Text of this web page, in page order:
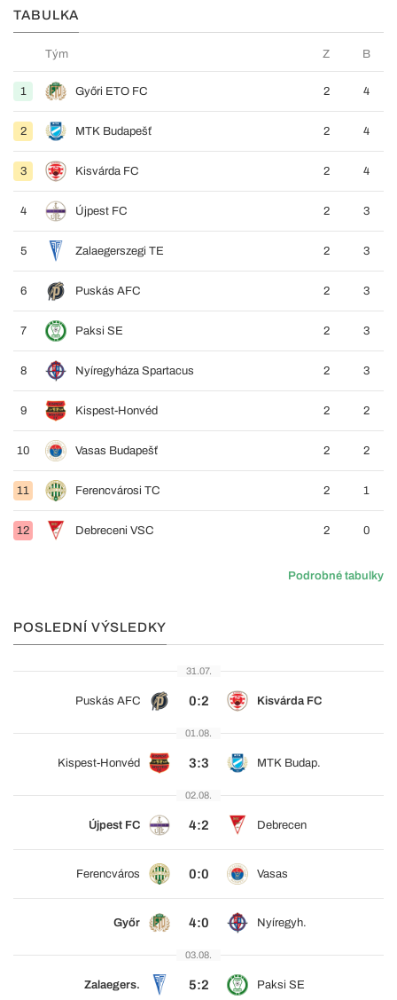
TABULKA
Tým Z B
1 Győri ETO FC 2 4
2 MTK Budapešť 2 4
3 Kisvárda FC 2 4
4 Újpest FC 2 3
5 Zalaegerszegi TE 2 3
6 Puskás AFC 2 3
7 Paksi SE 2 3
8 Nyíregyháza Spartacus 2 3
9 Kispest-Honvéd 2 2
10 Vasas Budapešť 2 2
11 Ferencvárosi TC 2 1
12 Debreceni VSC 2 0
Podrobné tabulky
POSLEDNÍ VÝSLEDKY
31.07.
Puskás AFC 0:2 Kisvárda FC
01.08.
Kispest-Honvéd 3:3 MTK Budap.
02.08.
Újpest FC 4:2 Debrecen
Ferencváros 0:0 Vasas
Győr 4:0 Nyíregyh.
03.08.
Zalaegers. 5:2 Paksi SE